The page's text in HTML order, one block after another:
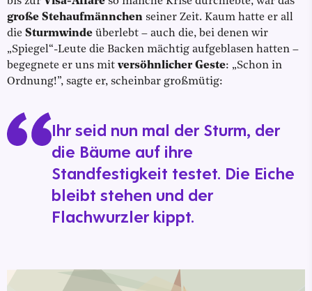
große Stehaufmännchen seiner Zeit. Kaum hatte er all
die Sturmwinde überlebt – auch die, bei denen wir
„Spiegel“-Leute die Backen mächtig aufgeblasen hatten –
begegnete er uns mit versöhnlicher Geste: „Schon in
Ordnung!”, sagte er, scheinbar großmütig:
Ihr seid nun mal der Sturm, der
die Bäume auf ihre
Standfestigkeit testet. Die Eiche
bleibt stehen und der
Flachwurzler kippt.